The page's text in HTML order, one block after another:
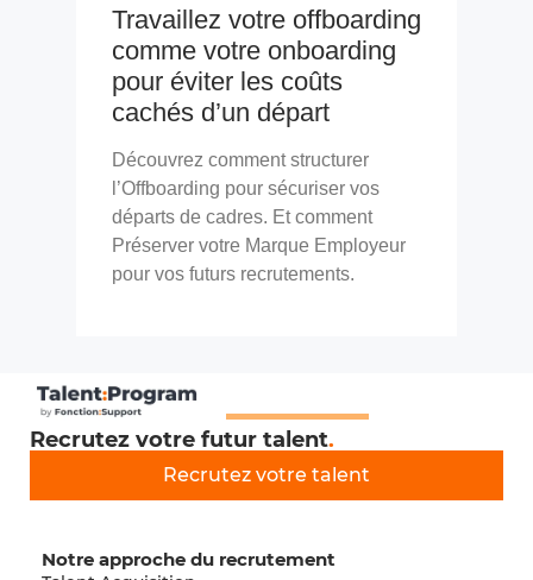
Travaillez votre offboarding
comme votre onboarding
pour éviter les coûts
cachés d’un départ
Découvrez comment structurer
l’Offboarding pour sécuriser vos
départs de cadres. Et comment
Préserver votre Marque Employeur
pour vos futurs recrutements.
Recrutez votre futur talent.
Recrutez votre talent
Notre approche du recrutement